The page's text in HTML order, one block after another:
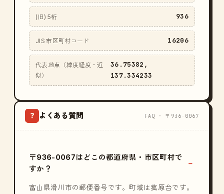
(旧) 5桁 936
JIS 市区町村コード 16206
代表地点（緯度経度・近
似）
36.75382,
137.334233
? よくある質問 FAQ · 〒936-0067
〒936-0067はどこの都道府県・市区町村で
すか？
富山県滑川市の郵便番号です。町域は菰原台です。